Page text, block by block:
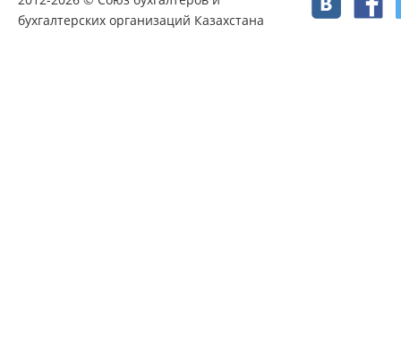
бухгалтерских организаций Казахстана